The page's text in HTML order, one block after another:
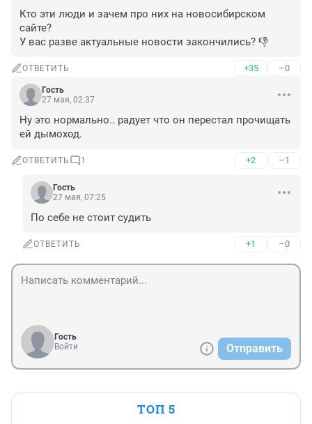
Кто эти люди и зачем про них на новосибирском
сайте?
У вас разве актуальные новости закончились? 👎
ОТВЕТИТЬ +35 –0
Гость
27 мая, 02:37
Ну это нормально.. радует что он перестал прочищать
ей дымоход.
ОТВЕТИТЬ 1 +2 –1
Гость
27 мая, 07:25
По себе не стоит судить
ОТВЕТИТЬ +1 –0
Гость
Войти
Отправить
ТОП 5